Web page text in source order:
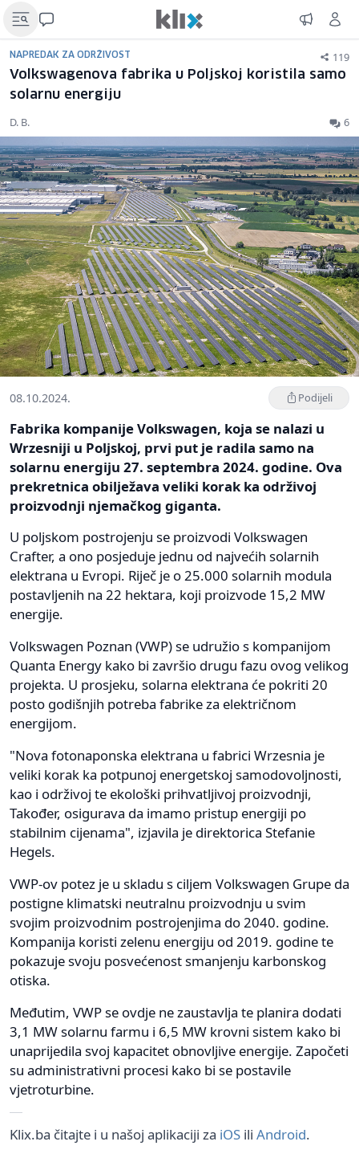
NAPREDAK ZA ODRŽIVOST 119
Volkswagenova fabrika u Poljskoj koristila samo
solarnu energiju
D. B. 6
08.10.2024. Podijeli
Fabrika kompanije Volkswagen, koja se nalazi u
Wrzesniji u Poljskoj, prvi put je radila samo na
solarnu energiju 27. septembra 2024. godine. Ova
prekretnica obilježava veliki korak ka održivoj
proizvodnji njemačkog giganta.
U poljskom postrojenju se proizvodi Volkswagen
Crafter, a ono posjeduje jednu od najvećih solarnih
elektrana u Evropi. Riječ je o 25.000 solarnih modula
postavljenih na 22 hektara, koji proizvode 15,2 MW
energije.
Volkswagen Poznan (VWP) se udružio s kompanijom
Quanta Energy kako bi završio drugu fazu ovog velikog
projekta. U prosjeku, solarna elektrana će pokriti 20
posto godišnjih potreba fabrike za električnom
energijom.
"Nova fotonaponska elektrana u fabrici Wrzesnia je
veliki korak ka potpunoj energetskoj samodovoljnosti,
kao i održivoj te ekološki prihvatljivoj proizvodnji,
Također, osigurava da imamo pristup energiji po
stabilnim cijenama", izjavila je direktorica Stefanie
Hegels.
VWP-ov potez je u skladu s ciljem Volkswagen Grupe da
postigne klimatski neutralnu proizvodnju u svim
svojim proizvodnim postrojenjima do 2040. godine.
Kompanija koristi zelenu energiju od 2019. godine te
pokazuje svoju posvećenost smanjenju karbonskog
otiska.
Međutim, VWP se ovdje ne zaustavlja te planira dodati
3,1 MW solarnu farmu i 6,5 MW krovni sistem kako bi
unaprijedila svoj kapacitet obnovljive energije. Započeti
su administrativni procesi kako bi se postavile
vjetroturbine.
Klix.ba čitajte i u našoj aplikaciji za iOS ili Android.